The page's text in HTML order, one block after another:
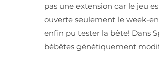
pas une extension car le jeu
ouverte seulement le week-
enfin pu tester la bête! Dans
bébêtes génétiquement